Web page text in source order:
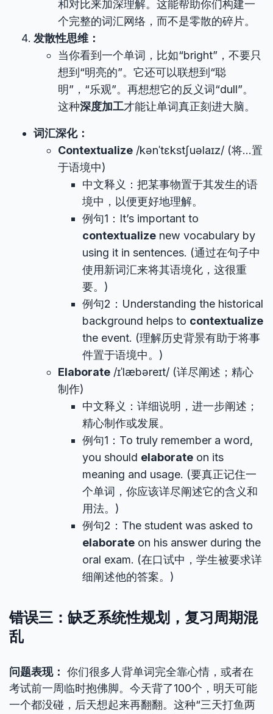
和对比来加深理解。这能帮助你们构建一
个完整的词汇网络，而不是零散的碎片。
发散性思维：
当你看到一个单词，比如“bright”，不要只
想到“明亮的”。它还可以联想到“聪
明”，“乐观”。再想想它的反义词“dull”。
这种深度加工才能让单词真正刻进大脑。
词汇深化：
Contextualize /kənˈtɛkstʃuəlaɪz/ (将…置
于语境中)
中文释义：把某事物置于其发生的语
境中，以便更好地理解。
例句1：It’s important to
contextualize new vocabulary by
using it in sentences. (通过在句子中
使用新词汇来将其语境化，这很重
要。)
例句2：Understanding the historical
background helps to contextualize
the event. (理解历史背景有助于将事
件置于语境中。)
Elaborate /ɪˈlæbəreɪt/ (详尽阐述；精心
制作)
中文释义：详细说明，进一步阐述；
精心制作或发展。
例句1：To truly remember a word,
you should elaborate on its
meaning and usage. (要真正记住一
个单词，你应该详尽阐述它的含义和
用法。)
例句2：The student was asked to
elaborate on his answer during the
oral exam. (在口试中，学生被要求详
细阐述他的答案。)
错误三：缺乏系统性规划，复习周期混
乱
问题表现： 你们很多人背单词完全靠心情，或者在
考试前一周临时抱佛脚。今天背了100个，明天可能
一个都没碰，后天想起来再翻翻。这种“三天打鱼两